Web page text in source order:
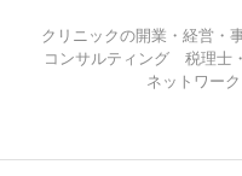
クリニックの開業・経営・
コンサルティング 税理士
ネットワーク